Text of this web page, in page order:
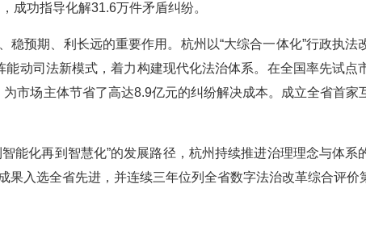
成功指导化解31.6万件矛盾纠纷。
稳预期、利长远的重要作用。杭州以“大综合一体化”行政执
能动司法新模式，着力构建现代化法治体系。在全国率先试
市场主体节省了高达8.9亿元的纠纷解决成本。成立全省首
智能化再到智慧化”的发展路径，杭州持续推进治理理念与体
果入选全省先进，并连续三年位列全省数字法治改革综合评